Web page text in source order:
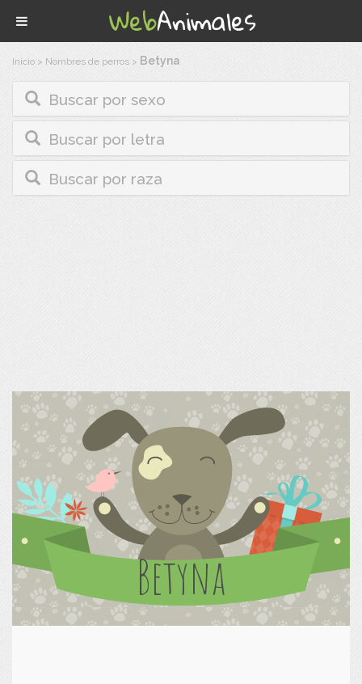
Inicio > Nombres de perros > Betyna
Buscar por sexo
Buscar por letra
Buscar por raza
Betyna